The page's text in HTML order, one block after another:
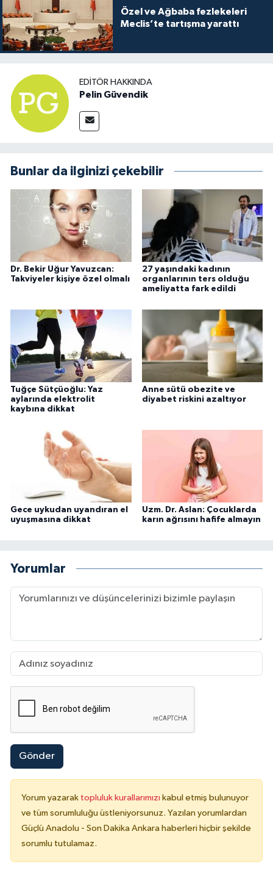
Özel ve Ağbaba fezlekeleri
Meclis’te tartışma yarattı
EDITÖR HAKKINDA
Pelin Güvendik
Bunlar da ilginizi çekebilir
Dr. Bekir Uğur Yavuzcan:
Takviyeler kişiye özel olmalı
27 yaşındaki kadının
organlarının ters olduğu
ameliyatta fark edildi
Tuğçe Sütçüoğlu: Yaz
aylarında elektrolit
kaybına dikkat
Anne sütü obezite ve
diyabet riskini azaltıyor
Gece uykudan uyandıran el
uyuşmasına dikkat
Uzm. Dr. Aslan: Çocuklarda
karın ağrısını hafife almayın
Yorumlar
Gönder
Yorum yazarak topluluk kurallarımızı kabul etmiş bulunuyor
ve tüm sorumluluğu üstleniyorsunuz. Yazılan yorumlardan
Güçlü Anadolu - Son Dakika Ankara haberleri hiçbir şekilde
sorumlu tutulamaz.